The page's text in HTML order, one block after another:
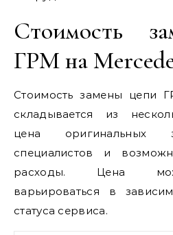
Стоимость
ГРМ на
Стоимость замены цепи
складывается из
цена оригинальных
специалистов и
расходы. Цена
варьироваться в
статуса сервиса.